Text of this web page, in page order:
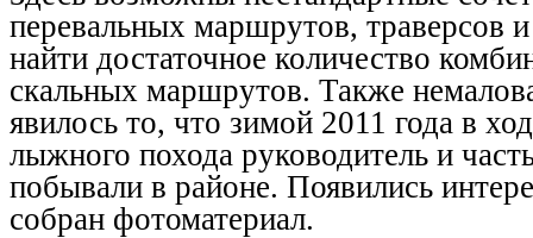
перевальных маршрутов, траверсов
найти достаточное количество
скальных маршрутов. Также
явилось то, что зимой 2011 года в
лыжного похода руководитель и
побывали в районе. Появились
собран фотоматериал.